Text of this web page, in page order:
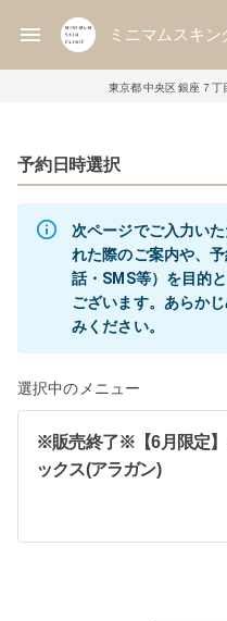
ミニマムスキ
東京都 中央区 銀座７
予約日時選択
次ページでご入力い
れた際のご案内や、
話・SMS等）を目的
ございます。あらか
みください。
選択中のメニュー
※販売終了※【6月限定】
ックス(アラガン)